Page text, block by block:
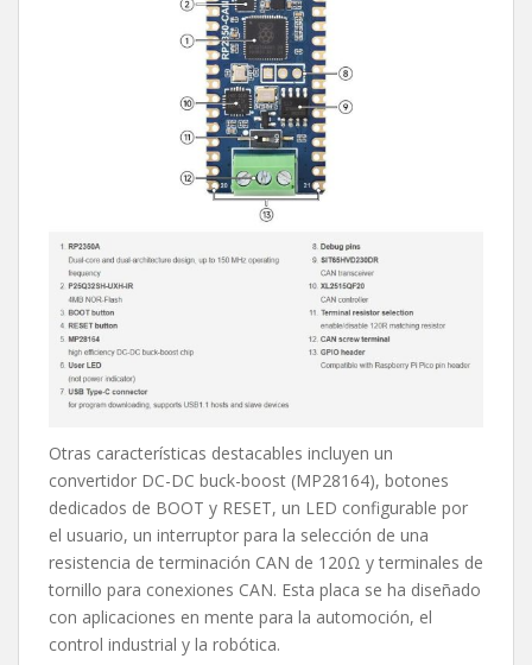
Otras características destacables incluyen un
convertidor DC-DC buck-boost (MP28164), botones
dedicados de BOOT y RESET, un LED configurable por
el usuario, un interruptor para la selección de una
resistencia de terminación CAN de 120Ω y terminales de
tornillo para conexiones CAN. Esta placa se ha diseñado
con aplicaciones en mente para la automoción, el
control industrial y la robótica.